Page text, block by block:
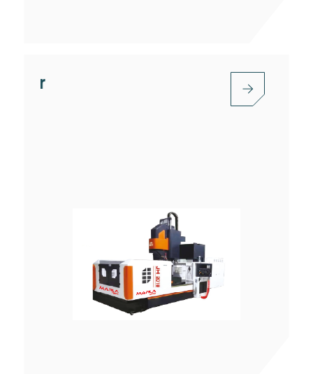
Double Column Machining Center